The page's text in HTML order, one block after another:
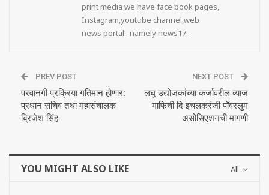
print media we have face book pages,
Instagram,youtube channel,web
news portal . namely news17 .
PREV POST
परवानगी प्रक्रिया गतिमान होणार:
प्रधान सचिव तथा महासंचालक
ब्रिजेश सिंह
NEXT POST
लघु उद्योजकांच्या कर्जावरील व्याज
माफिची दि इचलकरंजी पॉवरलुम
असोसिएशनची मागणी
All
YOU MIGHT ALSO LIKE